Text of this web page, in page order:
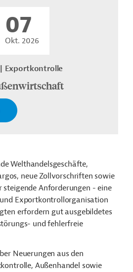
07
Okt. 2026
Exportkontrolle
Welthandelsgeschäfte,
neue Zollvorschriften sowie
steigende Anforderungen - eine
Exportkontrollorganisation
erfordern gut ausgebildetes
und fehlerfreie
Neuerungen aus den
Außenhandel sowie